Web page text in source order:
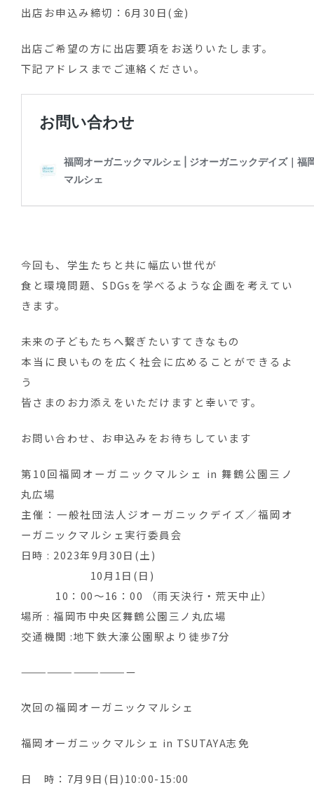
出店お申込み締切：6月30日(金)
出店ご希望の方に出店要項をお送りいたします。
下記アドレスまでご連絡ください。
今回も、学生たちと共に幅広い世代が
食と環境問題、SDGsを学べるような企画を考えてい
きます。
未来の子どもたちへ繋ぎたいすてきなもの
本当に良いものを広く社会に広めることができるよ
う
皆さまのお力添えをいただけますと幸いです。
お問い合わせ、お申込みをお待ちしています
第10回福岡オーガニックマルシェ in 舞鶴公園三ノ
丸広場
主催：一般社団法人ジオーガニックデイズ／福岡オ
ーガニックマルシェ実行委員会
日時 : 2023年9月30日(土)
10月1日(日)
10：00～16：00 （雨天決行・荒天中止）
場所 : 福岡市中央区舞鶴公園三ノ丸広場
交通機関 :地下鉄大濠公園駅より徒歩7分
—————————————
次回の福岡オーガニックマルシェ
福岡オーガニックマルシェ in TSUTAYA志免
日 時：7月9日(日)10:00-15:00